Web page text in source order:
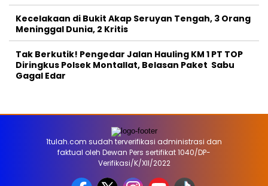
Kecelakaan di Bukit Akap Seruyan Tengah, 3 Orang
Meninggal Dunia, 2 Kritis
Tak Berkutik! Pengedar Jalan Hauling KM 1 PT TOP
Diringkus Polsek Montallat, Belasan Paket Sabu
Gagal Edar
1tulah.com sudah terverifikasi administrasi dan
faktual oleh Dewan Pers sertifikat 1040/DP-
Verifikasi/K/XII/2022